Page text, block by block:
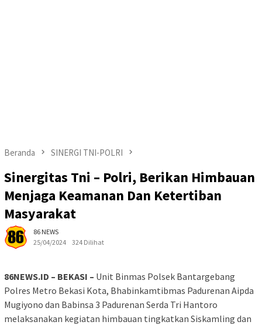
Beranda SINERGI TNI-POLRI
Sinergitas Tni – Polri, Berikan Himbauan
Menjaga Keamanan Dan Ketertiban
Masyarakat
86 NEWS
25/04/2024
324 Dilihat
86NEWS.ID – BEKASI – Unit Binmas Polsek Bantargebang
Polres Metro Bekasi Kota, Bhabinkamtibmas Padurenan Aipda
Mugiyono dan Babinsa 3 Padurenan Serda Tri Hantoro
melaksanakan kegiatan himbauan tingkatkan Siskamling dan